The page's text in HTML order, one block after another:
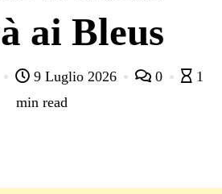
ai Bleus
9 Luglio 2026 0
1
min read